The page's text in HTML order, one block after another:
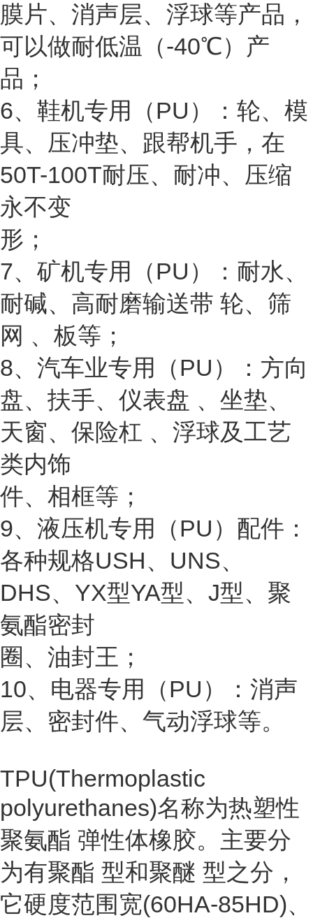
膜片、消声层、浮球等产品，
可以做耐低温（-40℃）产
品；
6、鞋机专用（PU）：轮、模
具、压冲垫、跟帮机手，在
50T-100T耐压、耐冲、压缩
永不变
形；
7、矿机专用（PU）：耐水、
耐碱、高耐磨输送带 轮、筛
网 、板等；
8、汽车业专用（PU）：方向
盘、扶手、仪表盘 、坐垫、
天窗、保险杠 、浮球及工艺
类内饰
件、相框等；
9、液压机专用（PU）配件：
各种规格USH、UNS、
DHS、YX型YA型、J型、聚
氨酯密封
圈、油封王；
10、电器专用（PU）：消声
层、密封件、气动浮球等。
TPU(Thermoplastic
polyurethanes)名称为热塑性
聚氨酯 弹性体橡胶。主要分
为有聚酯 型和聚醚 型之分，
它硬度范围宽(60HA-85HD)、